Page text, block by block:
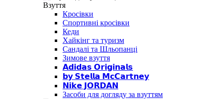
Взуття
Кросівки
Спортивні кросівки
Кеди
Хайкінг та туризм
Сандалі та Шльопанці
Зимове взуття
𝗔𝗱𝗶𝗱𝗮𝘀 𝗢𝗿𝗶𝗴𝗶𝗻𝗮𝗹𝘀
𝗯𝘆 𝗦𝘁𝗲𝗹𝗹𝗮 𝗠𝗰𝗖𝗮𝗿𝘁𝗻𝗲𝘆
𝗡𝗶𝗸𝗲 𝗝𝗢𝗥𝗗𝗔𝗡
Засоби для догляду за взуттям